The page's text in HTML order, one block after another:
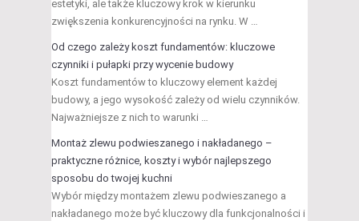
estetyki, ale także kluczowy krok w kierunku
zwiększenia konkurencyjności na rynku. W …
Od czego zależy koszt fundamentów: kluczowe
czynniki i pułapki przy wycenie budowy
Koszt fundamentów to kluczowy element każdej
budowy, a jego wysokość zależy od wielu czynników.
Najważniejsze z nich to warunki …
Montaż zlewu podwieszanego i nakładanego –
praktyczne różnice, koszty i wybór najlepszego
sposobu do twojej kuchni
Wybór między montażem zlewu podwieszanego a
nakładanego może być kluczowy dla funkcjonalności i